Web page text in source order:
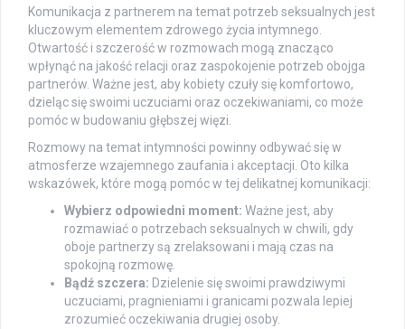
Komunikacja z partnerem na temat potrzeb seksualnych jest
kluczowym elementem zdrowego życia intymnego.
Otwartość i szczerość w rozmowach mogą znacząco
wpłynąć na jakość relacji oraz zaspokojenie potrzeb obojga
partnerów. Ważne jest, aby kobiety czuły się komfortowo,
dzieląc się swoimi uczuciami oraz oczekiwaniami, co może
pomóc w budowaniu głębszej więzi.
Rozmowy na temat intymności powinny odbywać się w
atmosferze wzajemnego zaufania i akceptacji. Oto kilka
wskazówek, które mogą pomóc w tej delikatnej komunikacji:
Wybierz odpowiedni moment: Ważne jest, aby
rozmawiać o potrzebach seksualnych w chwili, gdy
oboje partnerzy są zrelaksowani i mają czas na
spokojną rozmowę.
Bądź szczera: Dzielenie się swoimi prawdziwymi
uczuciami, pragnieniami i granicami pozwala lepiej
zrozumieć oczekiwania drugiej osoby.